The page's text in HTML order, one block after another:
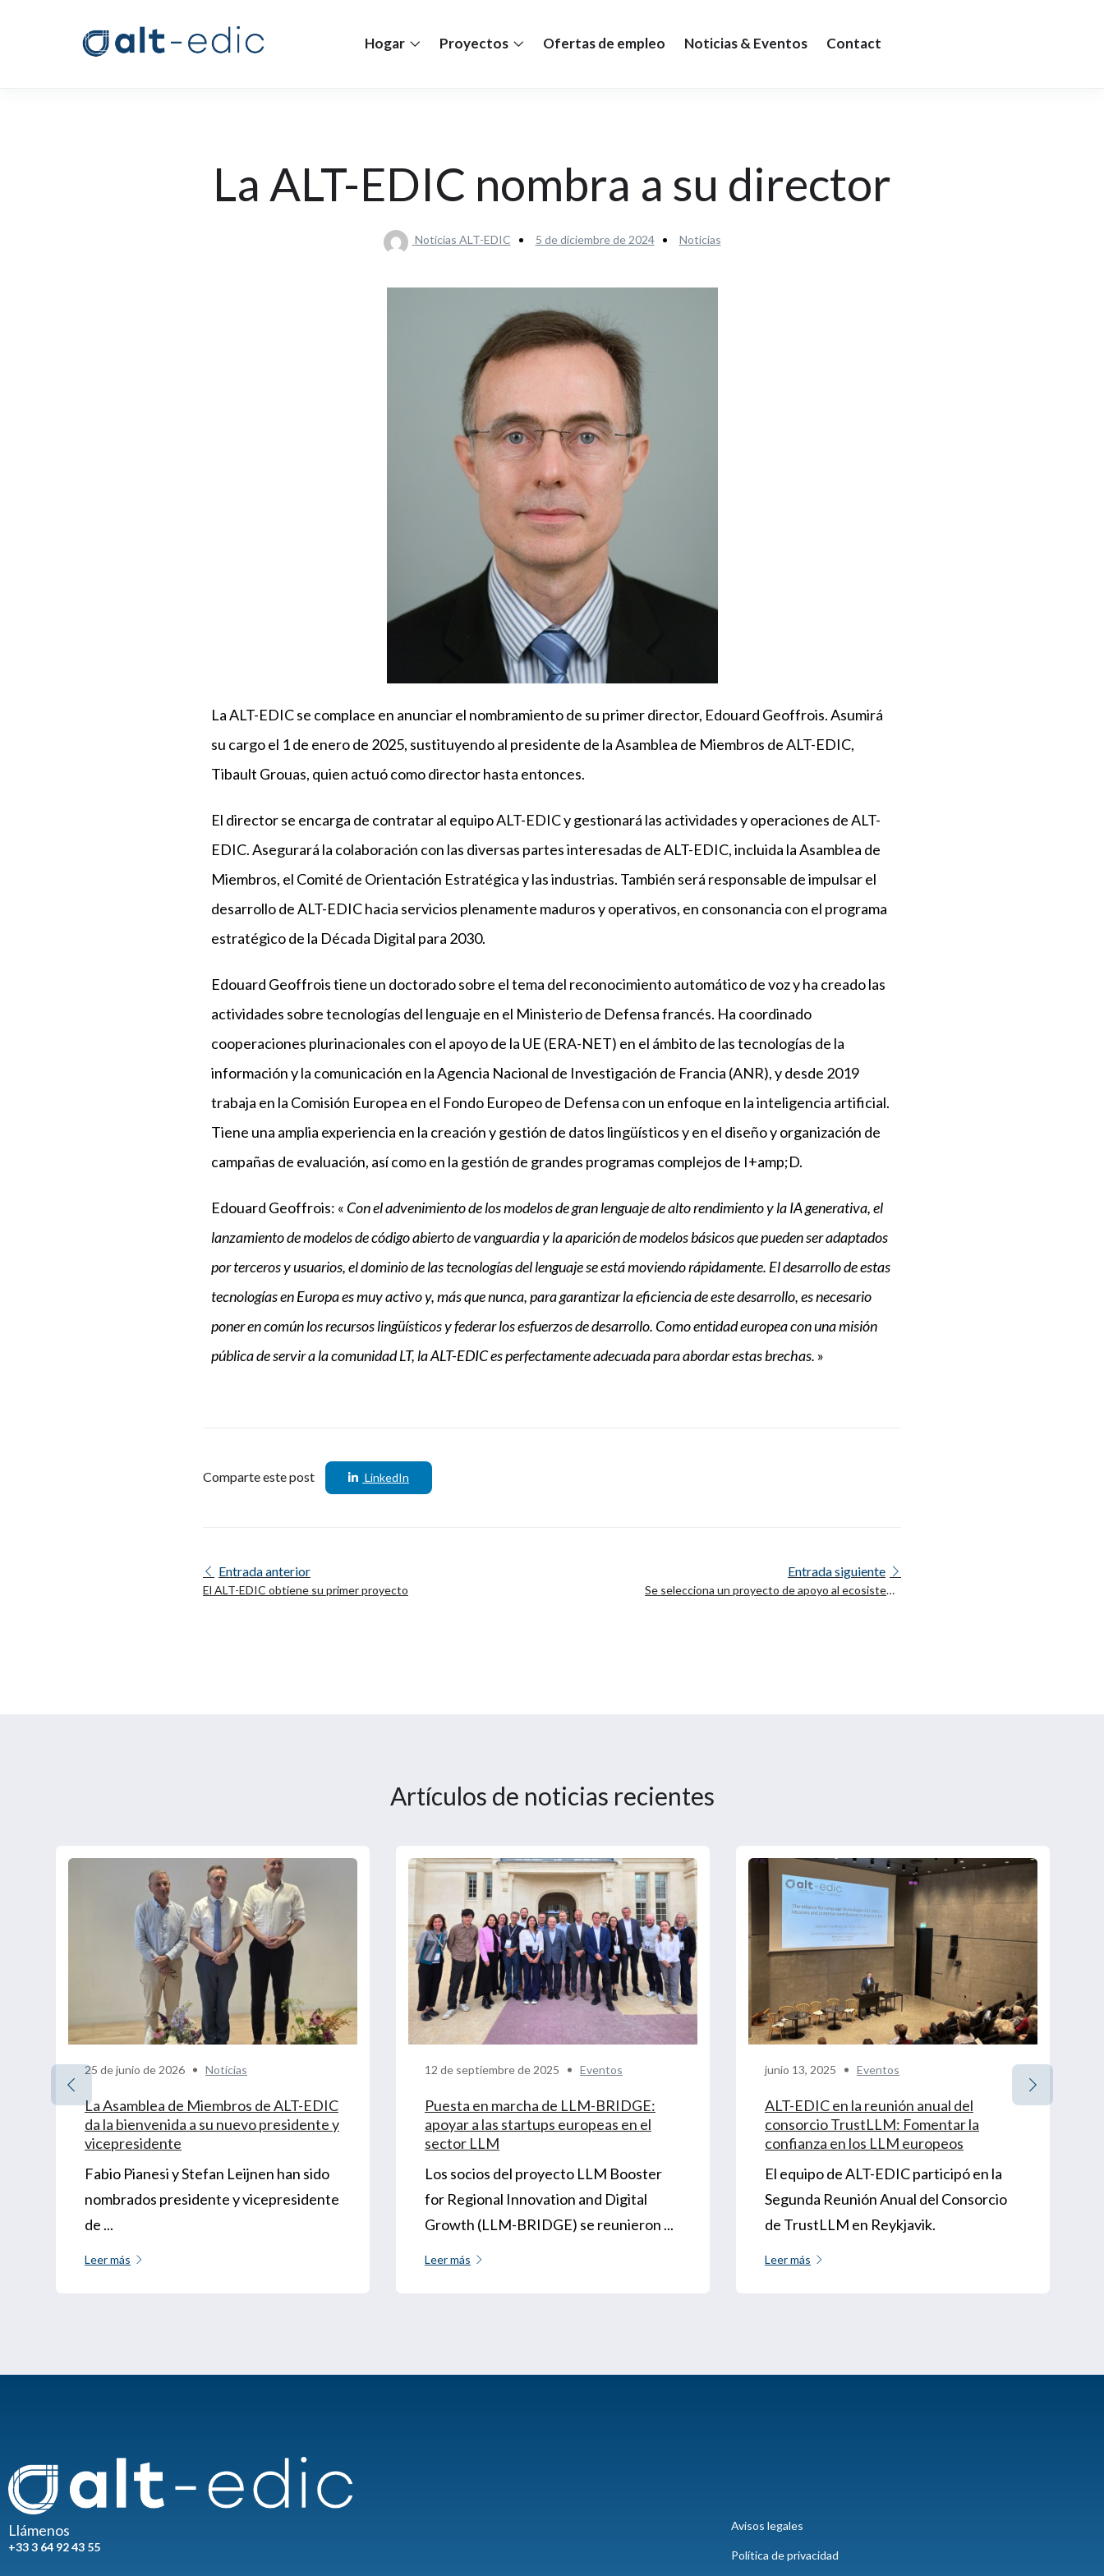
Hogar Proyectos Ofertas de empleo Noticias & Eventos Contact
La ALT-EDIC nombra a su director
Noticias ALT-EDIC 5 de diciembre de 2024 Noticias
La ALT-EDIC se complace en anunciar el nombramiento de su primer director, Edouard Geoffrois. Asumirá
su cargo el 1 de enero de 2025, sustituyendo al presidente de la Asamblea de Miembros de ALT-EDIC,
Tibault Grouas, quien actuó como director hasta entonces.
El director se encarga de contratar al equipo ALT-EDIC y gestionará las actividades y operaciones de ALT-
EDIC. Asegurará la colaboración con las diversas partes interesadas de ALT-EDIC, incluida la Asamblea de
Miembros, el Comité de Orientación Estratégica y las industrias. También será responsable de impulsar el
desarrollo de ALT-EDIC hacia servicios plenamente maduros y operativos, en consonancia con el programa
estratégico de la Década Digital para 2030.
Edouard Geoffrois tiene un doctorado sobre el tema del reconocimiento automático de voz y ha creado las
actividades sobre tecnologías del lenguaje en el Ministerio de Defensa francés. Ha coordinado
cooperaciones plurinacionales con el apoyo de la UE (ERA-NET) en el ámbito de las tecnologías de la
información y la comunicación en la Agencia Nacional de Investigación de Francia (ANR), y desde 2019
trabaja en la Comisión Europea en el Fondo Europeo de Defensa con un enfoque en la inteligencia artificial.
Tiene una amplia experiencia en la creación y gestión de datos lingüísticos y en el diseño y organización de
campañas de evaluación, así como en la gestión de grandes programas complejos de I+amp;D.
Edouard Geoffrois: « Con el advenimiento de los modelos de gran lenguaje de alto rendimiento y la IA generativa, el
lanzamiento de modelos de código abierto de vanguardia y la aparición de modelos básicos que pueden ser adaptados
por terceros y usuarios, el dominio de las tecnologías del lenguaje se está moviendo rápidamente. El desarrollo de estas
tecnologías en Europa es muy activo y, más que nunca, para garantizar la eficiencia de este desarrollo, es necesario
poner en común los recursos lingüísticos y federar los esfuerzos de desarrollo. Como entidad europea con una misión
pública de servir a la comunidad LT, la ALT-EDIC es perfectamente adecuada para abordar estas brechas. »
Comparte este post LinkedIn
Entrada anterior
El ALT-EDIC obtiene su primer proyecto
Entrada siguiente
Se selecciona un proyecto de apoyo al ecosistema
Artículos de noticias recientes
25 de junio de 2026 Noticias
La Asamblea de Miembros de ALT-EDIC
da la bienvenida a su nuevo presidente y
vicepresidente
Fabio Pianesi y Stefan Leijnen han sido
nombrados presidente y vicepresidente
de ...
Leer más
12 de septiembre de 2025 Eventos
Puesta en marcha de LLM-BRIDGE:
apoyar a las startups europeas en el
sector LLM
Los socios del proyecto LLM Booster
for Regional Innovation and Digital
Growth (LLM-BRIDGE) se reunieron ...
Leer más
junio 13, 2025 Eventos
ALT-EDIC en la reunión anual del
consorcio TrustLLM: Fomentar la
confianza en los LLM europeos
El equipo de ALT-EDIC participó en la
Segunda Reunión Anual del Consorcio
de TrustLLM en Reykjavik.
Leer más
Llámenos
+33 3 64 92 43 55
Avisos legales
Política de privacidad